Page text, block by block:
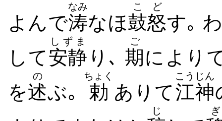
よんで涛
なみ
なほ鼓怒
こど
す｡
して安静
しずま
り､ 期
ご
により
を述
の
ぶ｡ 勅
ちょく
ありて江神
こうじん
じ ぎ